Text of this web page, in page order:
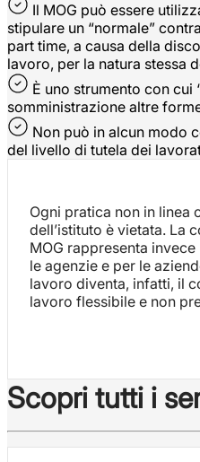
Il MOG può essere
stipulare un “normale”
part time, a causa della
lavoro, per la natura stessa
È uno strumento con cui
somministrazione altre
Non può in alcun modo
del livello di tutela dei
Ogni pratica non in linea
dell’istituto è vietata. La
MOG rappresenta
le agenzie e per le
lavoro diventa, infatti, il
lavoro flessibile e non
Scopri tutti i